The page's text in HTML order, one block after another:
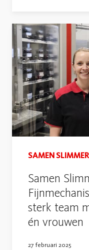
SAMEN SLIMMER
Samen
sterk team
én vrouwen
27 februari 2025